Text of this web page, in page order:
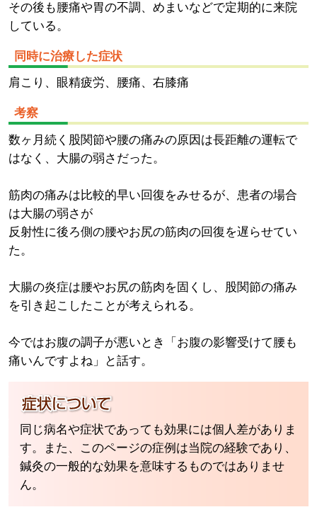
その後も腰痛や胃の不調、めまいなどで定期的に来院
している。
同時に治療した症状
肩こり、眼精疲労、腰痛、右膝痛
考察
数ヶ月続く股関節や腰の痛みの原因は長距離の運転で
はなく、大腸の弱さだった。
筋肉の痛みは比較的早い回復をみせるが、患者の場合
は大腸の弱さが
反射性に後ろ側の腰やお尻の筋肉の回復を遅らせてい
た。
大腸の炎症は腰やお尻の筋肉を固くし、股関節の痛み
を引き起こしたことが考えられる。
今ではお腹の調子が悪いとき「お腹の影響受けて腰も
痛いんですよね」と話す。
同じ病名や症状であっても効果には個人差がありま
す。また、このページの症例は当院の経験であり、
鍼灸の一般的な効果を意味するものではありませ
ん。